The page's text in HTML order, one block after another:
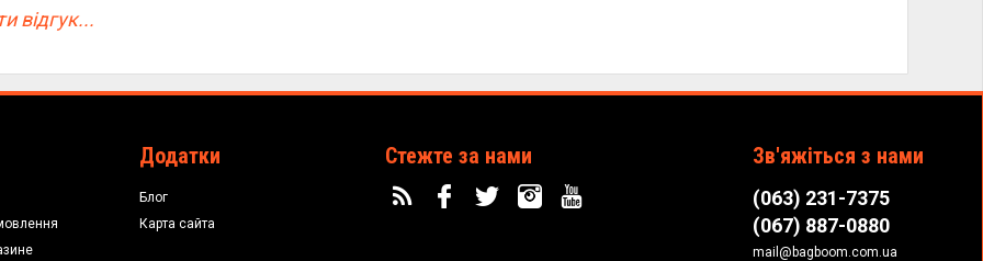
відгук...
Додатки
Блог
Карта сайта
Стежте за нами Зв'яжіться з нами
(063) 231-7375
(067) 887-0880
mail@bagboom.com.ua